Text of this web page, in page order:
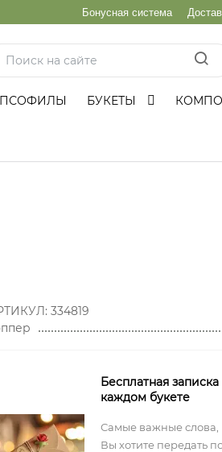
Бонусная система
БУКЕТЫ
334819
Бесплатная записка
каждом букете
Самые важные слова,
Вы хотите передать